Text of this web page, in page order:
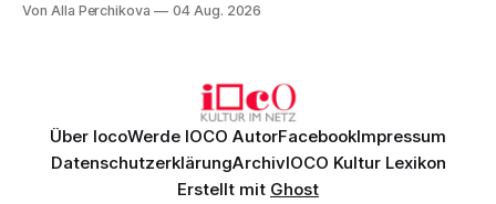
Genau so war der Abend im Kurhaus Wiesbaden, an dem
Von Alla Perchikova 04 Aug. 2026
Über IocoWerde IOCO AutorFacebookImpressum
DatenschutzerklärungArchivIOCO Kultur Lexikon
Erstellt mit Ghost